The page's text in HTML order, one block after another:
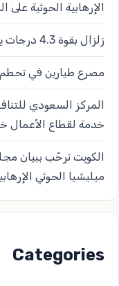
الإرهابية الحوثية
زلزال بقوة 4.3 درجات يضرب شمال سوريا
مصرع طيارين في تحطم
خدمة لقطاع الأعمال
الكويت ترحّب ببيان
ميليشيا الحوثي
Categories